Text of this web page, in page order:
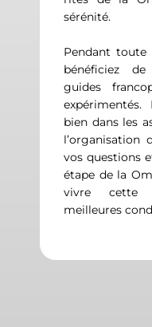
sérénité.
Pendant toute
bénéficiez de
guides
bien dans les
l’organisation
vos questions
étape de la
vivre cette
meilleures